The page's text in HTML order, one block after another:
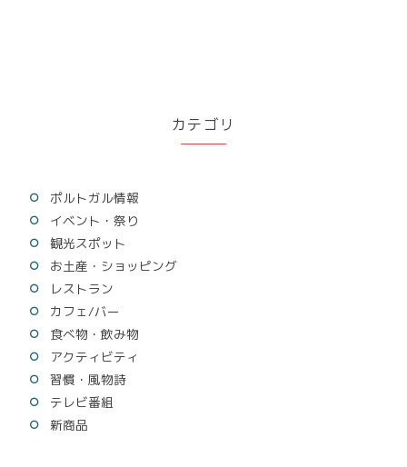
カテゴリ
ポルトガル情報
イベント・祭り
観光スポット
お土産・ショッピング
レストラン
カフェ/バー
食べ物・飲み物
アクティビティ
習慣・風物詩
テレビ番組
新商品